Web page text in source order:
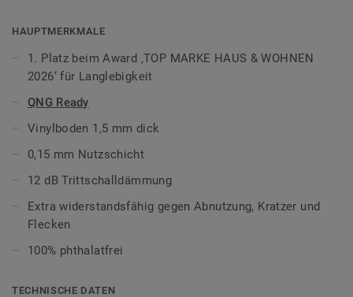
und Allover-Designs bietet die Vinylboden Kollektion
dabei Kompromisse bei der Stilistik einzugehen. Dank der
Extreme Protection-Oberflächenbehandlung lässt sich Ihr
neuer Vinylboden leicht reinigen und bewahrt lange seine
Erfahren Sie mehr überTarkett Vinylböden in Bahnen.
HAUPTMERKMALE
1. Platz beim Award ‚TOP MARKE HAUS & WOHNEN
2026‘ für Langlebigkeit
QNG Ready
Vinylboden 1,5 mm dick
0,15 mm Nutzschicht
12 dB Trittschalldämmung
Extra widerstandsfähig gegen Abnutzung, Kratzer und
Flecken
100% phthalatfrei
TECHNISCHE DATEN